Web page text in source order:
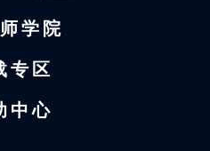
学院
专区
中心